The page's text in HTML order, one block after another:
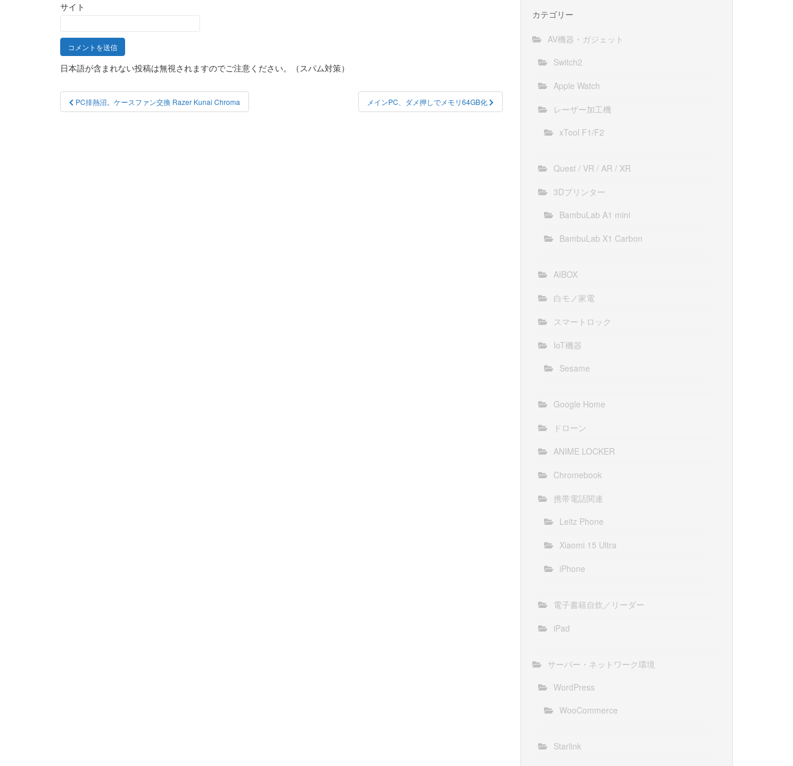
サイト
日本語が含まれない投稿は無視されますのでご注意ください。（スパム対策）
投
稿
PC排熱沼。ケースファン交換 Razer Kunai Chroma メインPC、ダメ押しでメモリ64GB化
カテゴリー
AV機器・ガジェット
Switch2
Apple Watch
レーザー加工機
xTool F1/F2
Quest / VR / AR / XR
3Dプリンター
BambuLab A1 mini
BambuLab X1 Carbon
AIBOX
白モノ家電
スマートロック
IoT機器
Sesame
Google Home
ドローン
ANIME LOCKER
Chromebook
携帯電話関連
Leitz Phone
Xiaomi 15 Ultra
iPhone
電子書籍自炊／リーダー
iPad
サーバー・ネットワーク環境
WordPress
WooCommerce
Starlink